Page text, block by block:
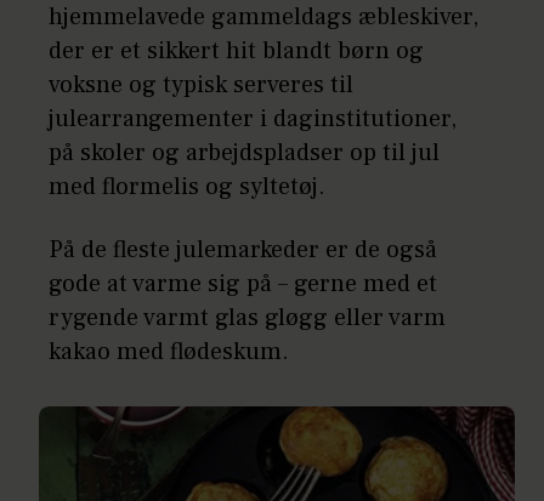
hjemmelavede gammeldags æbleskiver,
der er et sikkert hit blandt børn og
voksne og typisk serveres til
julearrangementer i daginstitutioner,
på skoler og arbejdspladser op til jul
med flormelis og syltetøj.
På de fleste julemarkeder er de også
gode at varme sig på – gerne med et
rygende varmt glas gløgg eller varm
kakao med flødeskum.